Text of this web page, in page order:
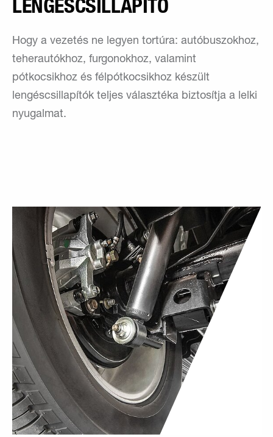
LENGÉSCSILLAPÍTÓ
Hogy a vezetés ne legyen tortúra: autóbuszokhoz,
teherautókhoz, furgonokhoz, valamint
pótkocsikhoz és félpótkocsikhoz készült
lengéscsillapítók teljes választéka biztosítja a lelki
nyugalmat.